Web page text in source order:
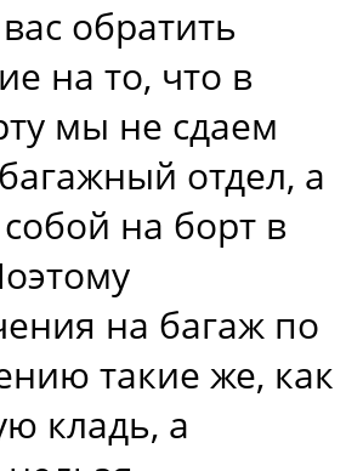
обратить
на то, что в
мы не сдаем
отдел, а
на борт в
на багаж по
такие же, как
кладь, а